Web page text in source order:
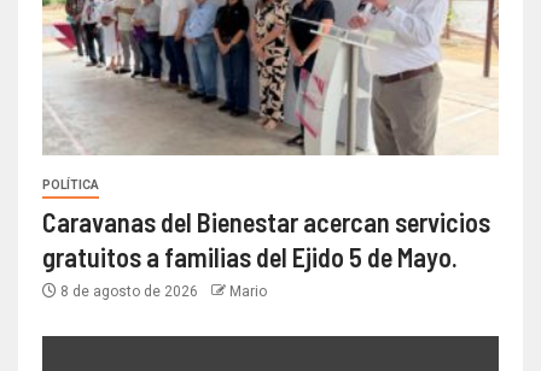
POLÍTICA
Caravanas del Bienestar acercan servicios
gratuitos a familias del Ejido 5 de Mayo.
8 de agosto de 2026 Mario